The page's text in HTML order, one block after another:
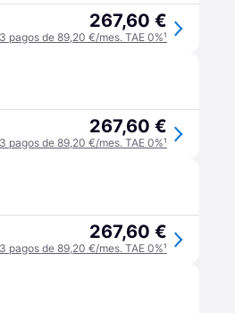
267,60 €
pagos de 89,20 €/mes. TAE 0%¹
267,60 €
pagos de 89,20 €/mes. TAE 0%¹
267,60 €
pagos de 89,20 €/mes. TAE 0%¹